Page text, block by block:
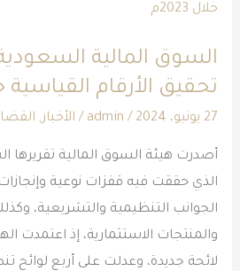
السوق المالية
تحقيق الأرقام القياسية خلال
27 يونيو، 2024 /
admin
/ الأخبار,
الذي حققت فيه قفزات نوعية
الجوانب التنظيمية والتشريعية،
والمنتجات الاستثمارية، إذ اعتمدت
لائحة جديدة، وعدلت على أربع لوائح
المالية
تواصل
تحقيق
الأرقام
2023م